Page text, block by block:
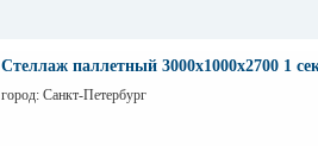
Стеллаж паллетный 3000х1000х2700 1
город: Санкт-Петербург